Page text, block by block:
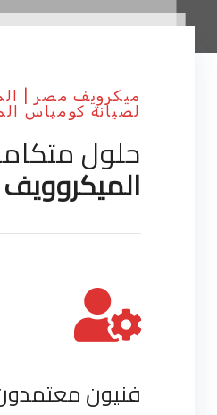
ميكرويف مصر |
لصيانة كومباس
حلول
الميكروويف
فنيون